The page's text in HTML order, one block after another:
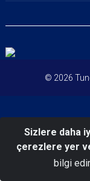
© 2026
Sizlere daha
çerezlere yer
bilgi